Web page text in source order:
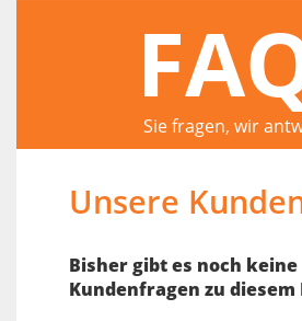
Sie fragen, wir
Unsere
Bisher gibt es noch keine
Kundenfragen zu